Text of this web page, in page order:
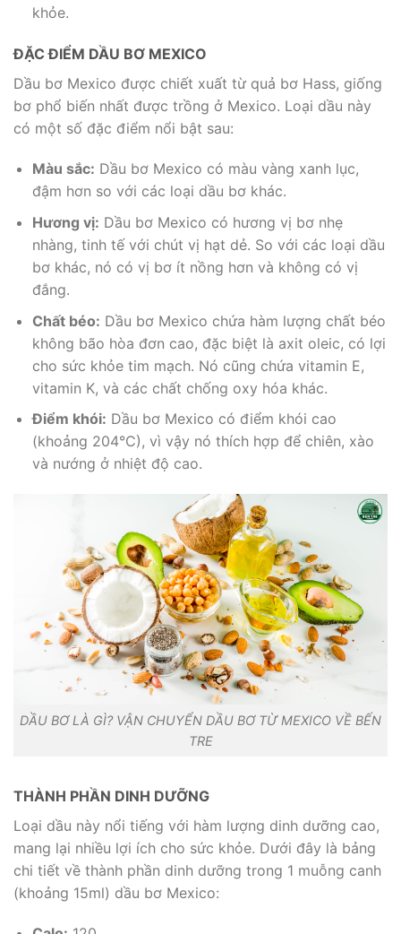
khỏe.
ĐẶC ĐIỂM DẦU BƠ MEXICO
Dầu bơ Mexico được chiết xuất từ quả bơ Hass, giống
bơ phổ biến nhất được trồng ở Mexico. Loại dầu này
có một số đặc điểm nổi bật sau:
Màu sắc: Dầu bơ Mexico có màu vàng xanh lục,
đậm hơn so với các loại dầu bơ khác.
Hương vị: Dầu bơ Mexico có hương vị bơ nhẹ
nhàng, tinh tế với chút vị hạt dẻ. So với các loại dầu
bơ khác, nó có vị bơ ít nồng hơn và không có vị
đắng.
Chất béo: Dầu bơ Mexico chứa hàm lượng chất béo
không bão hòa đơn cao, đặc biệt là axit oleic, có lợi
cho sức khỏe tim mạch. Nó cũng chứa vitamin E,
vitamin K, và các chất chống oxy hóa khác.
Điểm khói: Dầu bơ Mexico có điểm khói cao
(khoảng 204°C), vì vậy nó thích hợp để chiên, xào
và nướng ở nhiệt độ cao.
DẦU BƠ LÀ GÌ? VẬN CHUYỂN DẦU BƠ TỪ MEXICO VỀ BẾN
TRE
THÀNH PHẦN DINH DƯỠNG
Loại dầu này nổi tiếng với hàm lượng dinh dưỡng cao,
mang lại nhiều lợi ích cho sức khỏe. Dưới đây là bảng
chi tiết về thành phần dinh dưỡng trong 1 muỗng canh
(khoảng 15ml) dầu bơ Mexico: